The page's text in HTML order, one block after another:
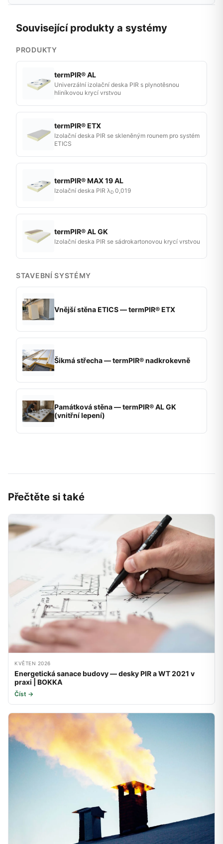
Související produkty a systémy
PRODUKTY
termPIR® AL
Univerzální izolační deska PIR s plynotěsnou
hliníkovou krycí vrstvou
termPIR® ETX
Izolační deska PIR se skleněným rounem pro systém
ETICS
termPIR® MAX 19 AL
Izolační deska PIR λD 0,019
termPIR® AL GK
Izolační deska PIR se sádrokartonovou krycí vrstvou
STAVEBNÍ SYSTÉMY
Vnější stěna ETICS — termPIR® ETX
Šikmá střecha — termPIR® nadkrokevně
Památková stěna — termPIR® AL GK
(vnitřní lepení)
Přečtěte si také
KVĚTEN 2026
Energetická sanace budovy — desky PIR a WT 2021 v
praxi | BOKKA
Číst →